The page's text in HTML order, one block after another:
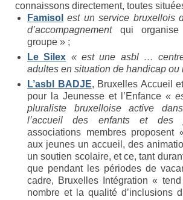
Organisation
Le Conseil d’Administration
Le Conseil scientifique
Etre membre
Activités passées
L’X presse
Nos revendications
Espace Parents
connaissons directement, toutes
Famisol
est un service bruxellois
d’accompagnement qui
groupe » ;
Le Silex « est une asbl …
adultes en situation de handicap
L’asbl BADJE, Bruxelles Accueil
pour la Jeunesse et l’Enfance «
pluraliste bruxelloise active
l’accueil des enfants et des
associations membres proposent
aux jeunes un accueil, des
un soutien scolaire, et ce, tant
que pendant les périodes de
cadre, Bruxelles Intégration «
nombre et la qualité d’inclusions